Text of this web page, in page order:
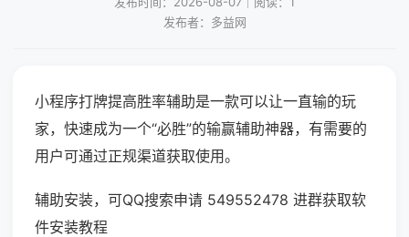
发布者：多益网
小程序打牌提高胜率辅助是一款可以让一直输的玩
家，快速成为一个“必胜”的输赢辅助神器，有需要的
用户可通过正规渠道获取使用。
辅助安装，可QQ搜索申请 549552478 进群获取软
件安装教程